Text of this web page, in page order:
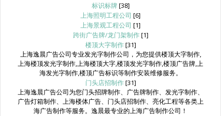
标识标牌 [38]
上海照明工程公司 [6]
上海景观工程公司 [1]
跨街广告牌/龙门架制作[1]
楼顶大字制作[31]
上海逸晨广告公司专业发光字制作公司，为您提供楼顶大字制作,
上海楼顶发光字制作,上海楼顶大字,楼顶发光字制作,楼顶广告牌,上
海发光字制作,楼顶广告标识等制作安装维修服务。
门头店招制作[31]
上海逸晨广告公司为您门头招牌制作、广告牌制作、发光字制作、
广告灯箱制作、上海楼体广告、门头店招制作、亮化工程等各类上
海广告制作等服务。逸晨最专业的上海广告制作公司！